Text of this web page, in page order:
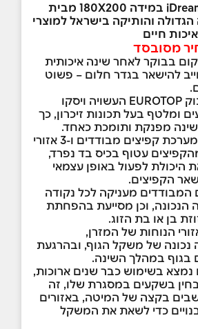
מזרן iDream Comfort במידה 180X200 מבית
והותיקה בישראל למוצרי
חיים
מסובסד
בבוקר לאחר שינה איכותית
להישאר בגדר חלום – פשוט
למזרן שכבת פינוק EUROTOP העשויה ויסקו
ומלטף בעל תכונות זיכרון, כך
שינה מפנקת ותומכת כאחד.
המזרן מאופיין במערכת קפיצים מבודדים ו-3 אזורי
עטוף בכיס בד נפרד,
היכולת לפעול באופן עצמאי
הקפיצים.
מעניקה לכל נקודה
הנכונה, וכן מסייעת בהפחתת
בן או בת הזוג.
הנוחות של המזרן,
נכונה של משקל הגוף, ובהרגעת
בגוף במהלך השינה.
בשימוש כבר שנים ארוכות,
בשקעים במסגרת שלו, זה
בקצה של המיטה, באזורים
כדי לשאת את המשקל